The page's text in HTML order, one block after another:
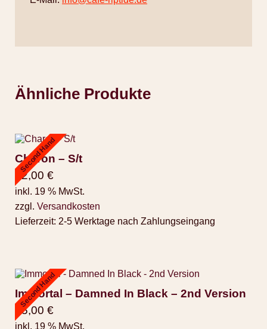
Ähnliche Produkte
Second Hand
Charon – S/t
12,00 €
inkl. 19 % MwSt.
zzgl. Versandkosten
Lieferzeit: 2-5 Werktage nach Zahlungseingang
Second Hand
Immortal – Damned In Black – 2nd Version
45,00 €
inkl. 19 % MwSt.